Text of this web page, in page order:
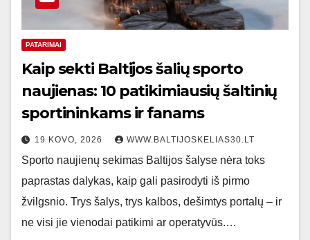
PATARIMAI
Kaip sekti Baltijos šalių sporto
naujienas: 10 patikimiausių šaltinių
sportininkams ir fanams
19 KOVO, 2026 WWW.BALTIJOSKELIAS30.LT
Sporto naujienų sekimas Baltijos šalyse nėra toks
paprastas dalykas, kaip gali pasirodyti iš pirmo
žvilgsnio. Trys šalys, trys kalbos, dešimtys portalų – ir
ne visi jie vienodai patikimi ar operatyvūs.…